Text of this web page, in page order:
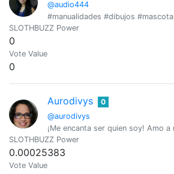
@audio444
#manualidades #dibujos
SLOTHBUZZ Power
0
Vote Value
0
Aurodivys
@aurodivys
0
¡Me encanta ser quien soy! Amo
SLOTHBUZZ Power
0.00025383
Vote Value